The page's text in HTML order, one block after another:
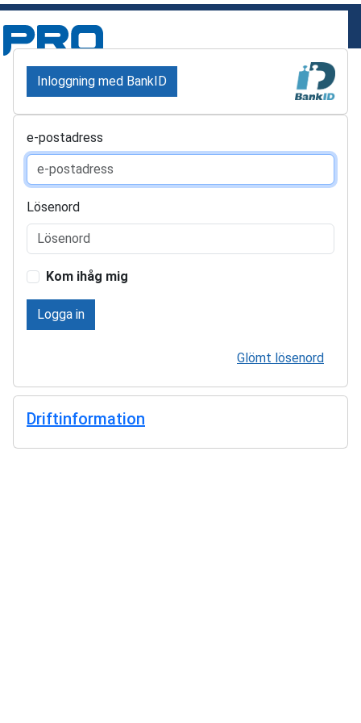
Inloggning med BankID
e-postadress
Lösenord
Kom ihåg mig
Logga in
Glömt lösenord
Driftinformation